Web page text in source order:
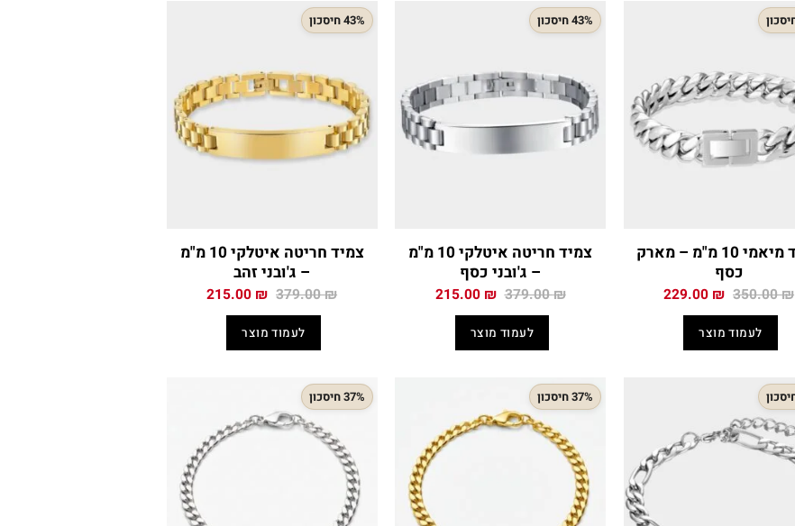
צמיד מיאמי 10 מ"מ – מארק
כסף
350.00₪ המחיר
350.00 ₪.
229.00 ₪ המחיר
לעמוד מוצר
43% חיסכון
צמיד חריטה איטלקי 10 מ"מ
– ג'ובני כסף
379.00₪ המחיר
379.00 ₪.
215.00 ₪ המחיר
לעמוד מוצר
43% חיסכון
צמיד חריטה איטלקי 10 מ"מ
– ג'ובני זהב
379.00₪ המחיר
379.00 ₪.
215.00 ₪ המחיר
לעמוד מוצר
37% חיסכון 37% חיסכון